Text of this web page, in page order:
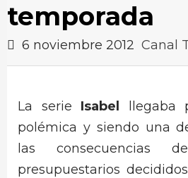
temporada
6 noviembre 2012 Canal
La serie Isabel
llegaba
polémica y siendo una
las consecuencias
presupuestarios